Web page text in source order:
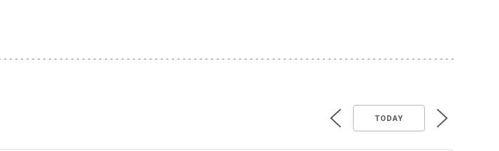
TODAY